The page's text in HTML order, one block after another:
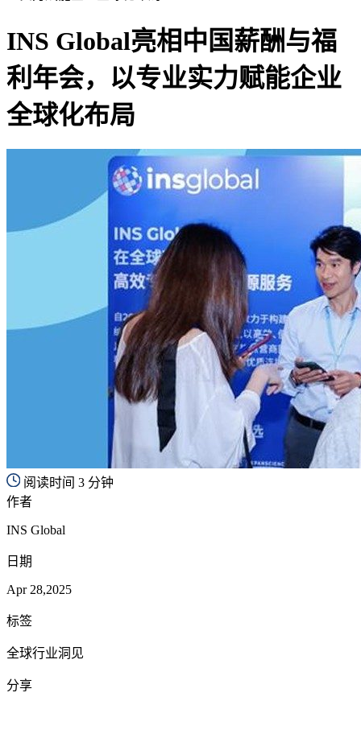
INS Global亮相中国薪酬与福
利年会，以专业实力赋能企业
全球化布局
阅读时间 3 分钟
作者
INS Global
日期
Apr 28,2025
标签
全球行业洞见
分享